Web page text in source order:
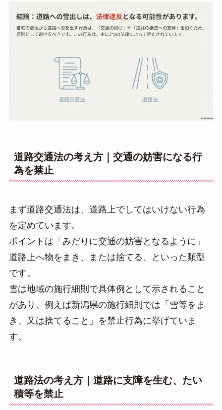
道路交通法の考え方｜交通の妨害になる行
為を禁止
まず道路交通法は、道路上でしてはいけない行為
を定めています。
ポイントは「みだりに交通の妨害となるように」
道路上へ物をまき、または捨てる、といった類型
です。
雪は地域の施行細則で具体例として示されること
があり、例えば新潟県の施行細則では「雪等をま
き、又は捨てること」を禁止行為に挙げていま
す。
道路法の考え方｜道路に支障を生む、たい
積等を禁止